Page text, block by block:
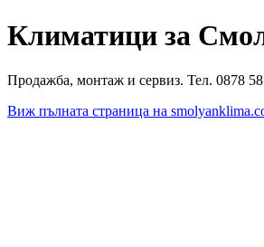
Климатици за
Продажба, монтаж и сервиз. Тел. 0878
Виж пълната страница на